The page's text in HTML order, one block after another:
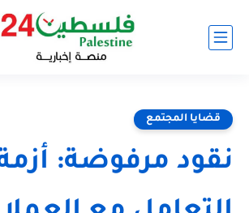
قضايا المجتمع
نقود مرفوضة: